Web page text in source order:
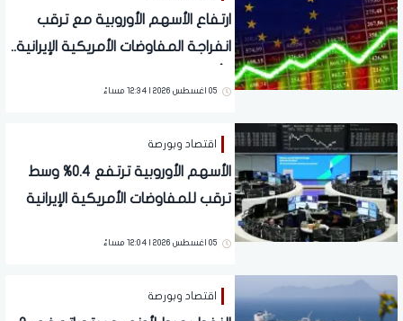
ارتفاع الأسهم الأوروبية مع ترقب
انفراجة المفاوضات الأمريكية الإيرانية..
05 اغسطس 2026 | 12:34 مساءً
اقتصاد وبورصة
الأسهم الأوروبية ترتفع 0.4% وسط
ترقب للمفاوضات الأمريكية الإيرانية
05 اغسطس 2026 | 12:04 مساءً
اقتصاد وبورصة